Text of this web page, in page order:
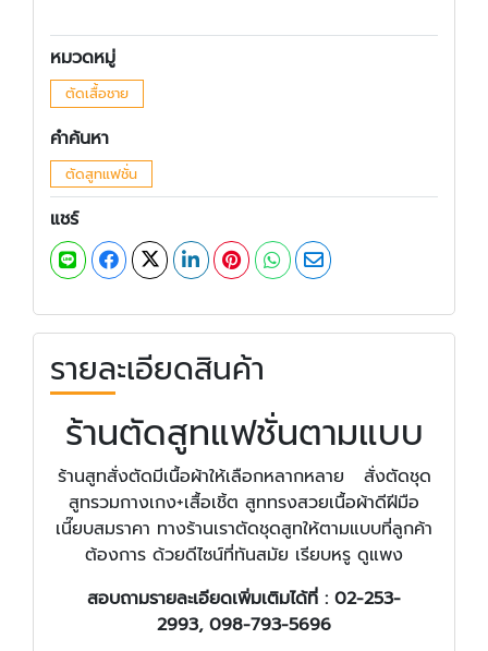
หมวดหมู่
ตัดเสื้อชาย
คำค้นหา
ตัดสูทแฟชั่น
แชร์
รายละเอียดสินค้า
ร้านตัดสูทแฟชั่นตามแบบ
ร้านสูทสั่งตัดมีเนื้อผ้าให้เลือกหลากหลาย สั่งตัดชุด
สูทรวมกางเกง+เสื้อเชิ้ต สูททรงสวยเนื้อผ้าดีฝีมือ
เนี๊ยบสมราคา ทางร้านเราตัดชุดสูทให้ตามแบบที่ลูกค้า
ต้องการ ด้วยดีไซน์ที่ทันสมัย เรียบหรู ดูแพง
สอบถามรายละเอียดเพิ่มเติมได้ที่ : 02-253-
2993, 098-793-5696